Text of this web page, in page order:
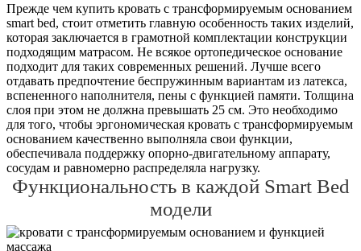
Прежде чем купить кровать с трансформируемым основанием
smart bed, стоит отметить главную особенность таких изделий,
которая заключается в грамотной комплектации конструкции
подходящим матрасом. Не всякое ортопедическое основание
подходит для таких современных решений. Лучше всего
отдавать предпочтение беспружинным вариантам из латекса,
вспененного наполнителя, пены с функцией памяти. Толщина
слоя при этом не должна превышать 25 см. Это необходимо
для того, чтобы эргономическая кровать с трансформируемым
основанием качественно выполняла свои функции,
обеспечивала поддержку опорно-двигательному аппарату,
сосудам и равномерно распределяла нагрузку.
Функциональность в каждой Smart Bed
модели